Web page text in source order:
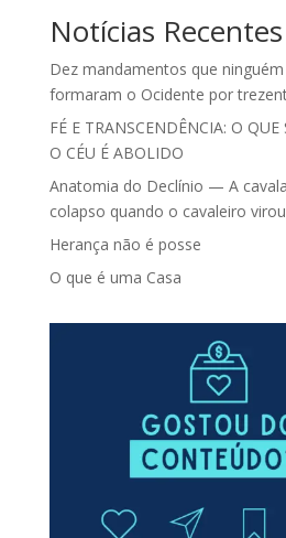
Notícias Recentes
Dez mandamentos que
formaram o Ocidente por
FÉ E TRANSCENDÊNCIA: O
O CÉU É ABOLIDO
Anatomia do Declínio — A
colapso quando o cavaleiro
Herança não é posse
O que é uma Casa